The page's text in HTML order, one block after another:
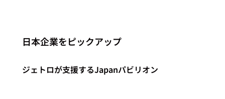
日本企業をピックアップ
ジェトロが支援するJapanパビリオン